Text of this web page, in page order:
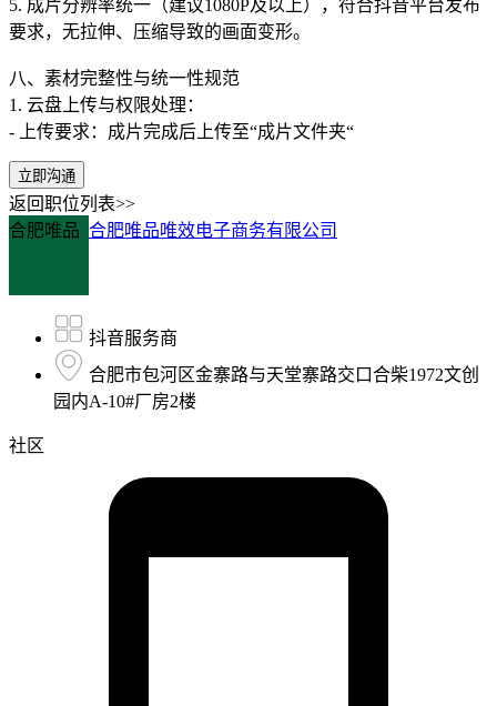
5. 成片分辨率统一（建议1080P及以上），符合抖音平台发布
要求，无拉伸、压缩导致的画面变形。
八、素材完整性与统一性规范
1. 云盘上传与权限处理：
- 上传要求：成片完成后上传至“成片文件夹“
立即沟通
返回职位列表>>
合肥唯品 合肥唯品唯效电子商务有限公司
抖音服务商
合肥市包河区金寨路与天堂寨路交口合柴1972文创
园内A-10#厂房2楼
社区